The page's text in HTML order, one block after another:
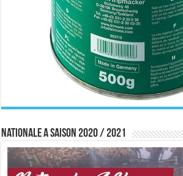
Nationale A saison 2020 / 2021